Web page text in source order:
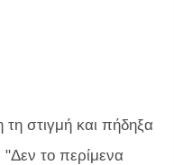
τη στιγμή και πήδηξα
το περίμενα